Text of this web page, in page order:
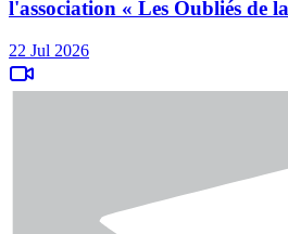
l'association « Les Oubliés de
22 Jul 2026